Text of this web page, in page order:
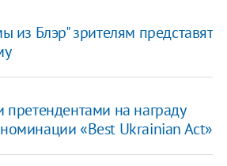
из Блэр" зрителям представят
претендентами на награду
«Best Ukrainian Act»